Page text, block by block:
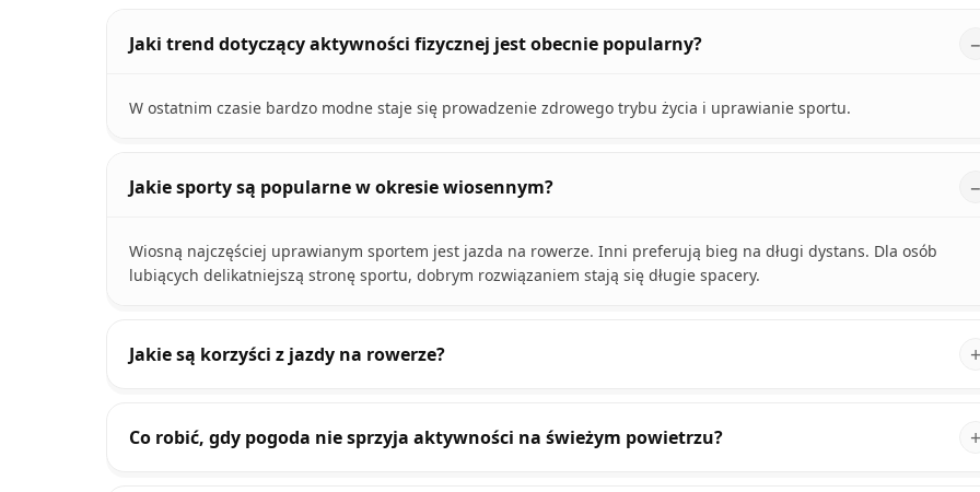
Jaki trend dotyczący aktywności fizycznej jest obecnie popularny?
W ostatnim czasie bardzo modne staje się prowadzenie zdrowego trybu życia i uprawianie sportu.
Jakie sporty są popularne w okresie wiosennym?
Wiosną najczęściej uprawianym sportem jest jazda na rowerze. Inni preferują bieg na długi dystans. Dla osób
lubiących delikatniejszą stronę sportu, dobrym rozwiązaniem stają się długie spacery.
Jakie są korzyści z jazdy na rowerze?
Co robić, gdy pogoda nie sprzyja aktywności na świeżym powietrzu?